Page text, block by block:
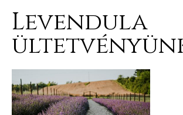
Levendula